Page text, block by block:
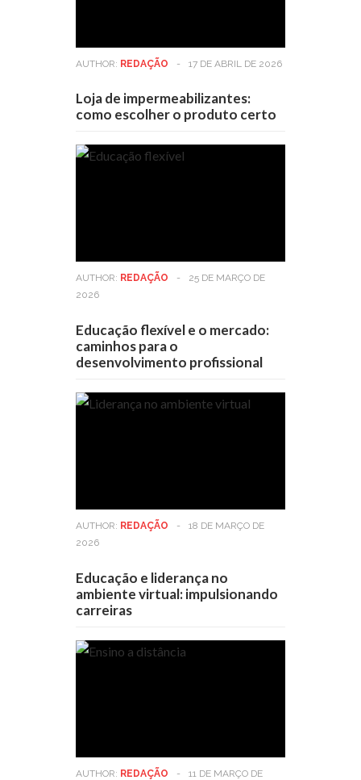
AUTHOR: REDAÇÃO - 17 DE ABRIL DE 2026
Loja de impermeabilizantes:
como escolher o produto certo
AUTHOR: REDAÇÃO -
25 DE MARÇO DE
2026
Educação flexível e o mercado:
caminhos para o
desenvolvimento profissional
AUTHOR: REDAÇÃO -
18 DE MARÇO DE
2026
Educação e liderança no
ambiente virtual: impulsionando
carreiras
AUTHOR: REDAÇÃO -
11 DE MARÇO DE